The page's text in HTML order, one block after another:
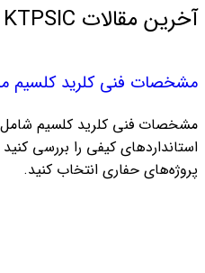
آخرین مقالات KTPSIC
مشخصات فنی کلرید
مشخصات فنی کلرید کلسیم
استانداردهای کیفی را بررسی
پروژه‌های حفاری انتخاب کنید.